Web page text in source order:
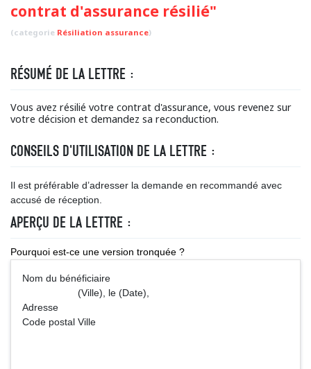
contrat d'assurance résilié"
(categorie Résiliation assurance)
RÉSUMÉ DE LA LETTRE :
Vous avez résilié votre contrat d'assurance, vous revenez sur
votre décision et demandez sa reconduction.
CONSEILS D'UTILISATION DE LA LETTRE :
Il est préférable d’adresser la demande en recommandé avec
accusé de réception.
APERÇU DE LA LETTRE :
Pourquoi est-ce une version tronquée ?
Nom du bénéficiaire
(Ville), le (Date),
Adresse
Code postal Ville